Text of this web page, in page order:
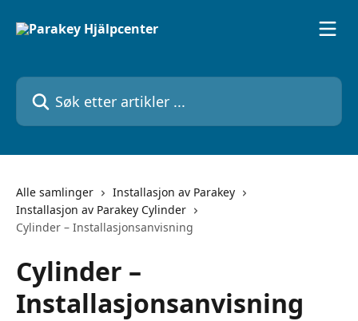
Søk etter artikler ...
Alle samlinger
Installasjon av Parakey
Installasjon av Parakey Cylinder
Cylinder – Installasjonsanvisning
Cylinder –
Installasjonsanvisning